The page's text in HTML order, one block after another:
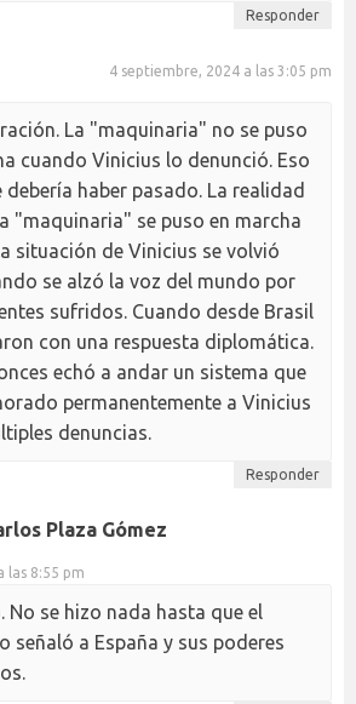
Responder
4 septiembre, 2024 a las 3:05 pm
La "maquinaria" no se puso
cuando Vinicius lo denunció. Eso
debería haber pasado. La realidad
"maquinaria" se puso en marcha
situación de Vinicius se volvió
se alzó la voz del mundo por
sufridos. Cuando desde Brasil
con una respuesta diplomática.
echó a andar un sistema que
permanentemente a Vinicius
denuncias.
Responder
Plaza Gómez
las 8:55 pm
No se hizo nada hasta que el
señaló a España y sus poderes